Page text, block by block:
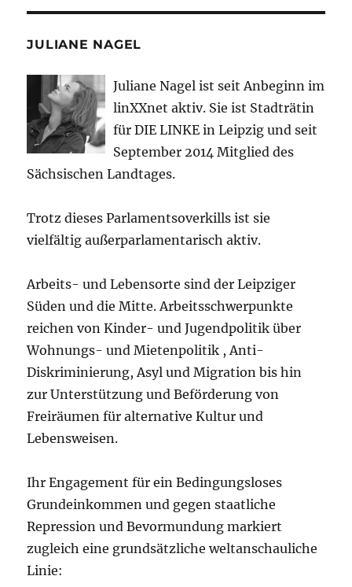
JULIANE NAGEL
Juliane Nagel ist seit Anbeginn im
linXXnet aktiv. Sie ist Stadträtin
für DIE LINKE in Leipzig und seit
September 2014 Mitglied des
Sächsischen Landtages.
Trotz dieses Parlamentsoverkills ist sie
vielfältig außerparlamentarisch aktiv.
Arbeits- und Lebensorte sind der Leipziger
Süden und die Mitte. Arbeitsschwerpunkte
reichen von Kinder- und Jugendpolitik über
Wohnungs- und Mietenpolitik , Anti-
Diskriminierung, Asyl und Migration bis hin
zur Unterstützung und Beförderung von
Freiräumen für alternative Kultur und
Lebensweisen.
Ihr Engagement für ein Bedingungsloses
Grundeinkommen und gegen staatliche
Repression und Bevormundung markiert
zugleich eine grundsätzliche weltanschauliche
Linie: